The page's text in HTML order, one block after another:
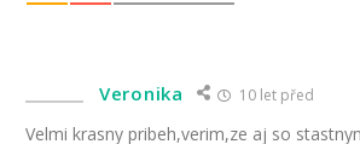
Veronika 10 let před
Velmi krasny pribeh,verim,ze aj so